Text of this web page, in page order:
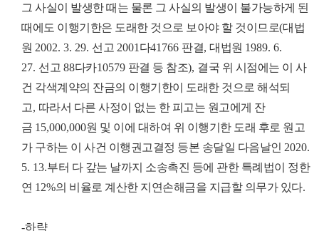
그 사실이 발생한 때는 물론 그 사실의 발생이 불가능하게 된
때에도 이행기한은 도래한 것으로 보아야 할 것이므로(대법
원 2002. 3. 29. 선고 2001 다41766 판결, 대법원 1989. 6.
27. 선고 88다카10579 판결 등 참조), 결국 위 시점에는 이 사
건 각색계약의 잔금의 이행기한이 도래한 것으로 해석되
고, 따라서 다른 사정이 없는 한 피고는 원고에게 잔
금 15,000,000원 및 이에 대하여 위 이행기한 도래 후로 원고
가 구하는 이 사건 이행권고결정 등본 송달일 다음날인 2020.
5. 13.부터 다 갚는 날까지 소송촉진 등에 관한 특례법이 정한
연 12%의 비율로 계산한 지연손해금을 지급할 의무가 있다.
-하략